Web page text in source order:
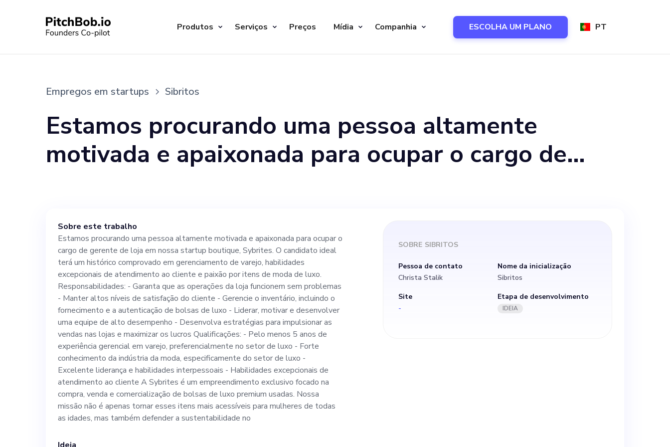
Produtos Serviços Preços Mídia Companhia ESCOLHA UM PLANO PT
Empregos em startups Sibritos
Estamos procurando uma pessoa altamente
motivada e apaixonada para ocupar o cargo de
comprovado em gerenciamento de varejo,
habilidades excepcionais de atendimento ao
cliente e paixão por itens de moda de luxo.
Responsabilidades: - Garanta que as operações da
loja funcionem sem problemas - Manter altos
níveis de satisfação do cliente - Gerencie o
inventário, incluindo o fornecimento e a
autenticação de bolsas de luxo - Liderar, motivar e
Sobre este trabalho
Estamos procurando uma pessoa altamente motivada e apaixonada para ocupar o
cargo de gerente de loja em nossa startup boutique, Sybrites. O candidato ideal
terá um histórico comprovado em gerenciamento de varejo, habilidades
excepcionais de atendimento ao cliente e paixão por itens de moda de luxo.
Responsabilidades: - Garanta que as operações da loja funcionem sem problemas
- Manter altos níveis de satisfação do cliente - Gerencie o inventário, incluindo o
fornecimento e a autenticação de bolsas de luxo - Liderar, motivar e desenvolver
uma equipe de alto desempenho - Desenvolva estratégias para impulsionar as
vendas nas lojas e maximizar os lucros Qualificações: - Pelo menos 5 anos de
experiência gerencial em varejo, preferencialmente no setor de luxo - Forte
conhecimento da indústria da moda, especificamente do setor de luxo -
Excelente liderança e habilidades interpessoais - Habilidades excepcionais de
atendimento ao cliente A Sybrites é um empreendimento exclusivo focado na
compra, venda e comercialização de bolsas de luxo premium usadas. Nossa
missão não é apenas tornar esses itens mais acessíveis para mulheres de todas
as idades, mas também defender a sustentabilidade no
SOBRE SIBRITOS
Pessoa de contato
Christa Stalik
Nome da inicialização
Sibritos
Site
-
Etapa de desenvolvimento
IDEIA